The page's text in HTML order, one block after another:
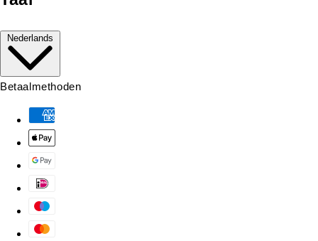
Nederlands
Betaalmethoden